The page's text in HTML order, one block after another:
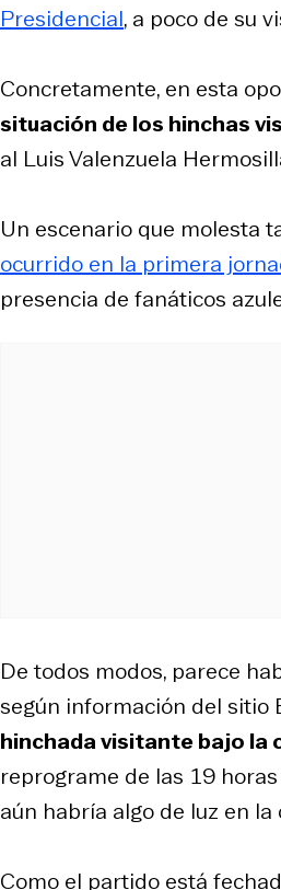
Presidencial, a poco de su
Concretamente, en esta
situación de los hinchas
al Luis Valenzuela
Un escenario que molesta
ocurrido en la primera
presencia de fanáticos
De todos modos, parece
según información del sitio
hinchada visitante bajo la
reprograme de las 19
aún habría algo de luz en
Como el partido está